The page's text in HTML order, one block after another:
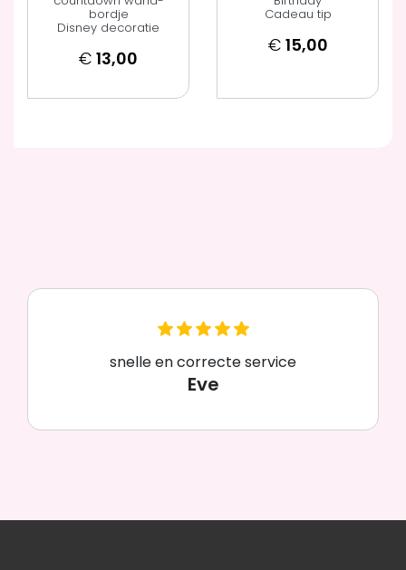
bordje
Disney decoratie
€ 13,00
Cadeau tip
€ 15,00
snelle en correcte service
Eve